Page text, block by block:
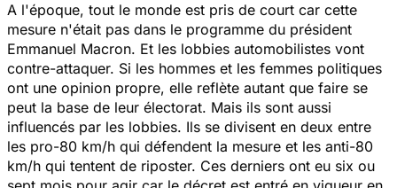
A l'époque, tout le monde est pris de court car cette
mesure n'était pas dans le programme du président
Emmanuel Macron. Et les lobbies automobilistes vont
contre-attaquer. Si les hommes et les femmes politiques
ont une opinion propre, elle reflète autant que faire se
peut la base de leur électorat. Mais ils sont aussi
influencés par les lobbies. Ils se divisent en deux entre
les pro-80 km/h qui défendent la mesure et les anti-80
km/h qui tentent de riposter. Ces derniers ont eu six ou